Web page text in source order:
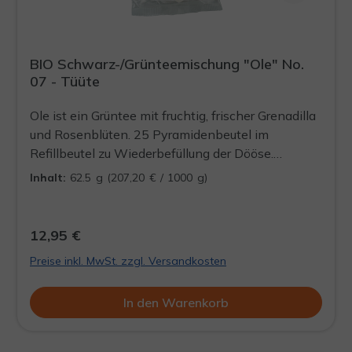
BIO Schwarz-/Grünteemischung "Ole" No.
07 - Tüüte
Ole ist ein Grüntee mit fruchtig, frischer Grenadilla
und Rosenblüten. 25 Pyramidenbeutel im
Refillbeutel zu Wiederbefüllung der Dööse.
Präsentieren Sie Ihre Schlürf-Tees mit Stil und
Inhalt: 62.5 g (207,20 € / 1000 g)
12,95 €
Preise inkl. MwSt. zzgl. Versandkosten
In den Warenkorb